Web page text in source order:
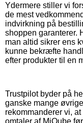
Ydermere stiller vi
de mest
indvirkning på
shoppen garanterer.
man altid sikrer ens
kunne bekræfte
efter produkter til en
Trustpilot byder på
ganske mange
rekommanderer vi,
omtaler af MiQube